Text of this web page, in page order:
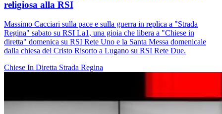
religiosa alla RSI
Massimo Cacciari sulla pace e sulla guerra in replica a "Strada
Regina" sabato su RSI La1, una gioia che libera a "Chiese in
diretta" domenica su RSI Rete Uno e la Santa Messa domenicale
dalla chiesa del Cristo Risorto a Lugano su RSI Rete Due.
Chiese In Diretta Strada Regina